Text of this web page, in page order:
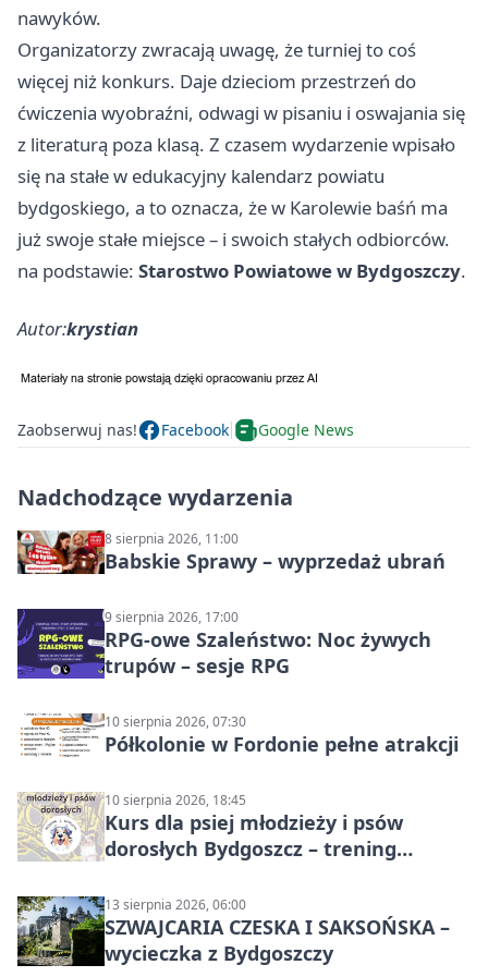
nawyków.
Organizatorzy zwracają uwagę, że turniej to coś
więcej niż konkurs. Daje dzieciom przestrzeń do
ćwiczenia wyobraźni, odwagi w pisaniu i oswajania się
z literaturą poza klasą. Z czasem wydarzenie wpisało
się na stałe w edukacyjny kalendarz powiatu
bydgoskiego, a to oznacza, że w Karolewie baśń ma
już swoje stałe miejsce – i swoich stałych odbiorców.
na podstawie: Starostwo Powiatowe w Bydgoszczy.
Autor:krystian
Zaobserwuj nas! Facebook Google News
Nadchodzące wydarzenia
8 sierpnia 2026, 11:00
Babskie Sprawy – wyprzedaż ubrań
9 sierpnia 2026, 17:00
RPG-owe Szaleństwo: Noc żywych
trupów – sesje RPG
10 sierpnia 2026, 07:30
Półkolonie w Fordonie pełne atrakcji
10 sierpnia 2026, 18:45
Kurs dla psiej młodzieży i psów
dorosłych Bydgoszcz – trening
13 sierpnia 2026, 06:00
SZWAJCARIA CZESKA I SAKSOŃSKA –
wycieczka z Bydgoszczy